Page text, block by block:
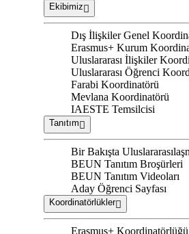
Ekibimiz
Dış İlişkiler Genel
Erasmus+ Kurum
Uluslararası İlişkiler
Uluslararası Öğrenci
Farabi Koordinatörü
Mevlana Koordinatörü
IAESTE Temsilcisi
Tanıtım
Bir Bakışta
BEUN Tanıtım Broşürleri
BEUN Tanıtım Videoları
Aday Öğrenci Sayfası
Koordinatörlükler
Erasmus+ Koordinatörlüğü